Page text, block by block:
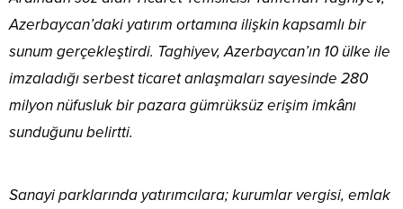
Azerbaycan’daki yatırım ortamına ilişkin kapsamlı bir
sunum gerçekleştirdi. Taghiyev, Azerbaycan’ın 10 ülke ile
imzaladığı serbest ticaret anlaşmaları sayesinde 280
milyon nüfusluk bir pazara gümrüksüz erişim imkânı
sunduğunu belirtti.
Sanayi parklarında yatırımcılara; kurumlar vergisi, emlak